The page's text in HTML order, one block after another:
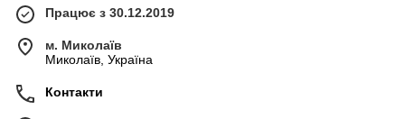
Працює з 30.12.2019
м. Миколаїв
Миколаїв, Україна
Контакти